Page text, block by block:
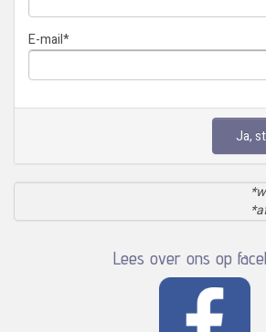
E-mail*
Ja,
Lees over ons op